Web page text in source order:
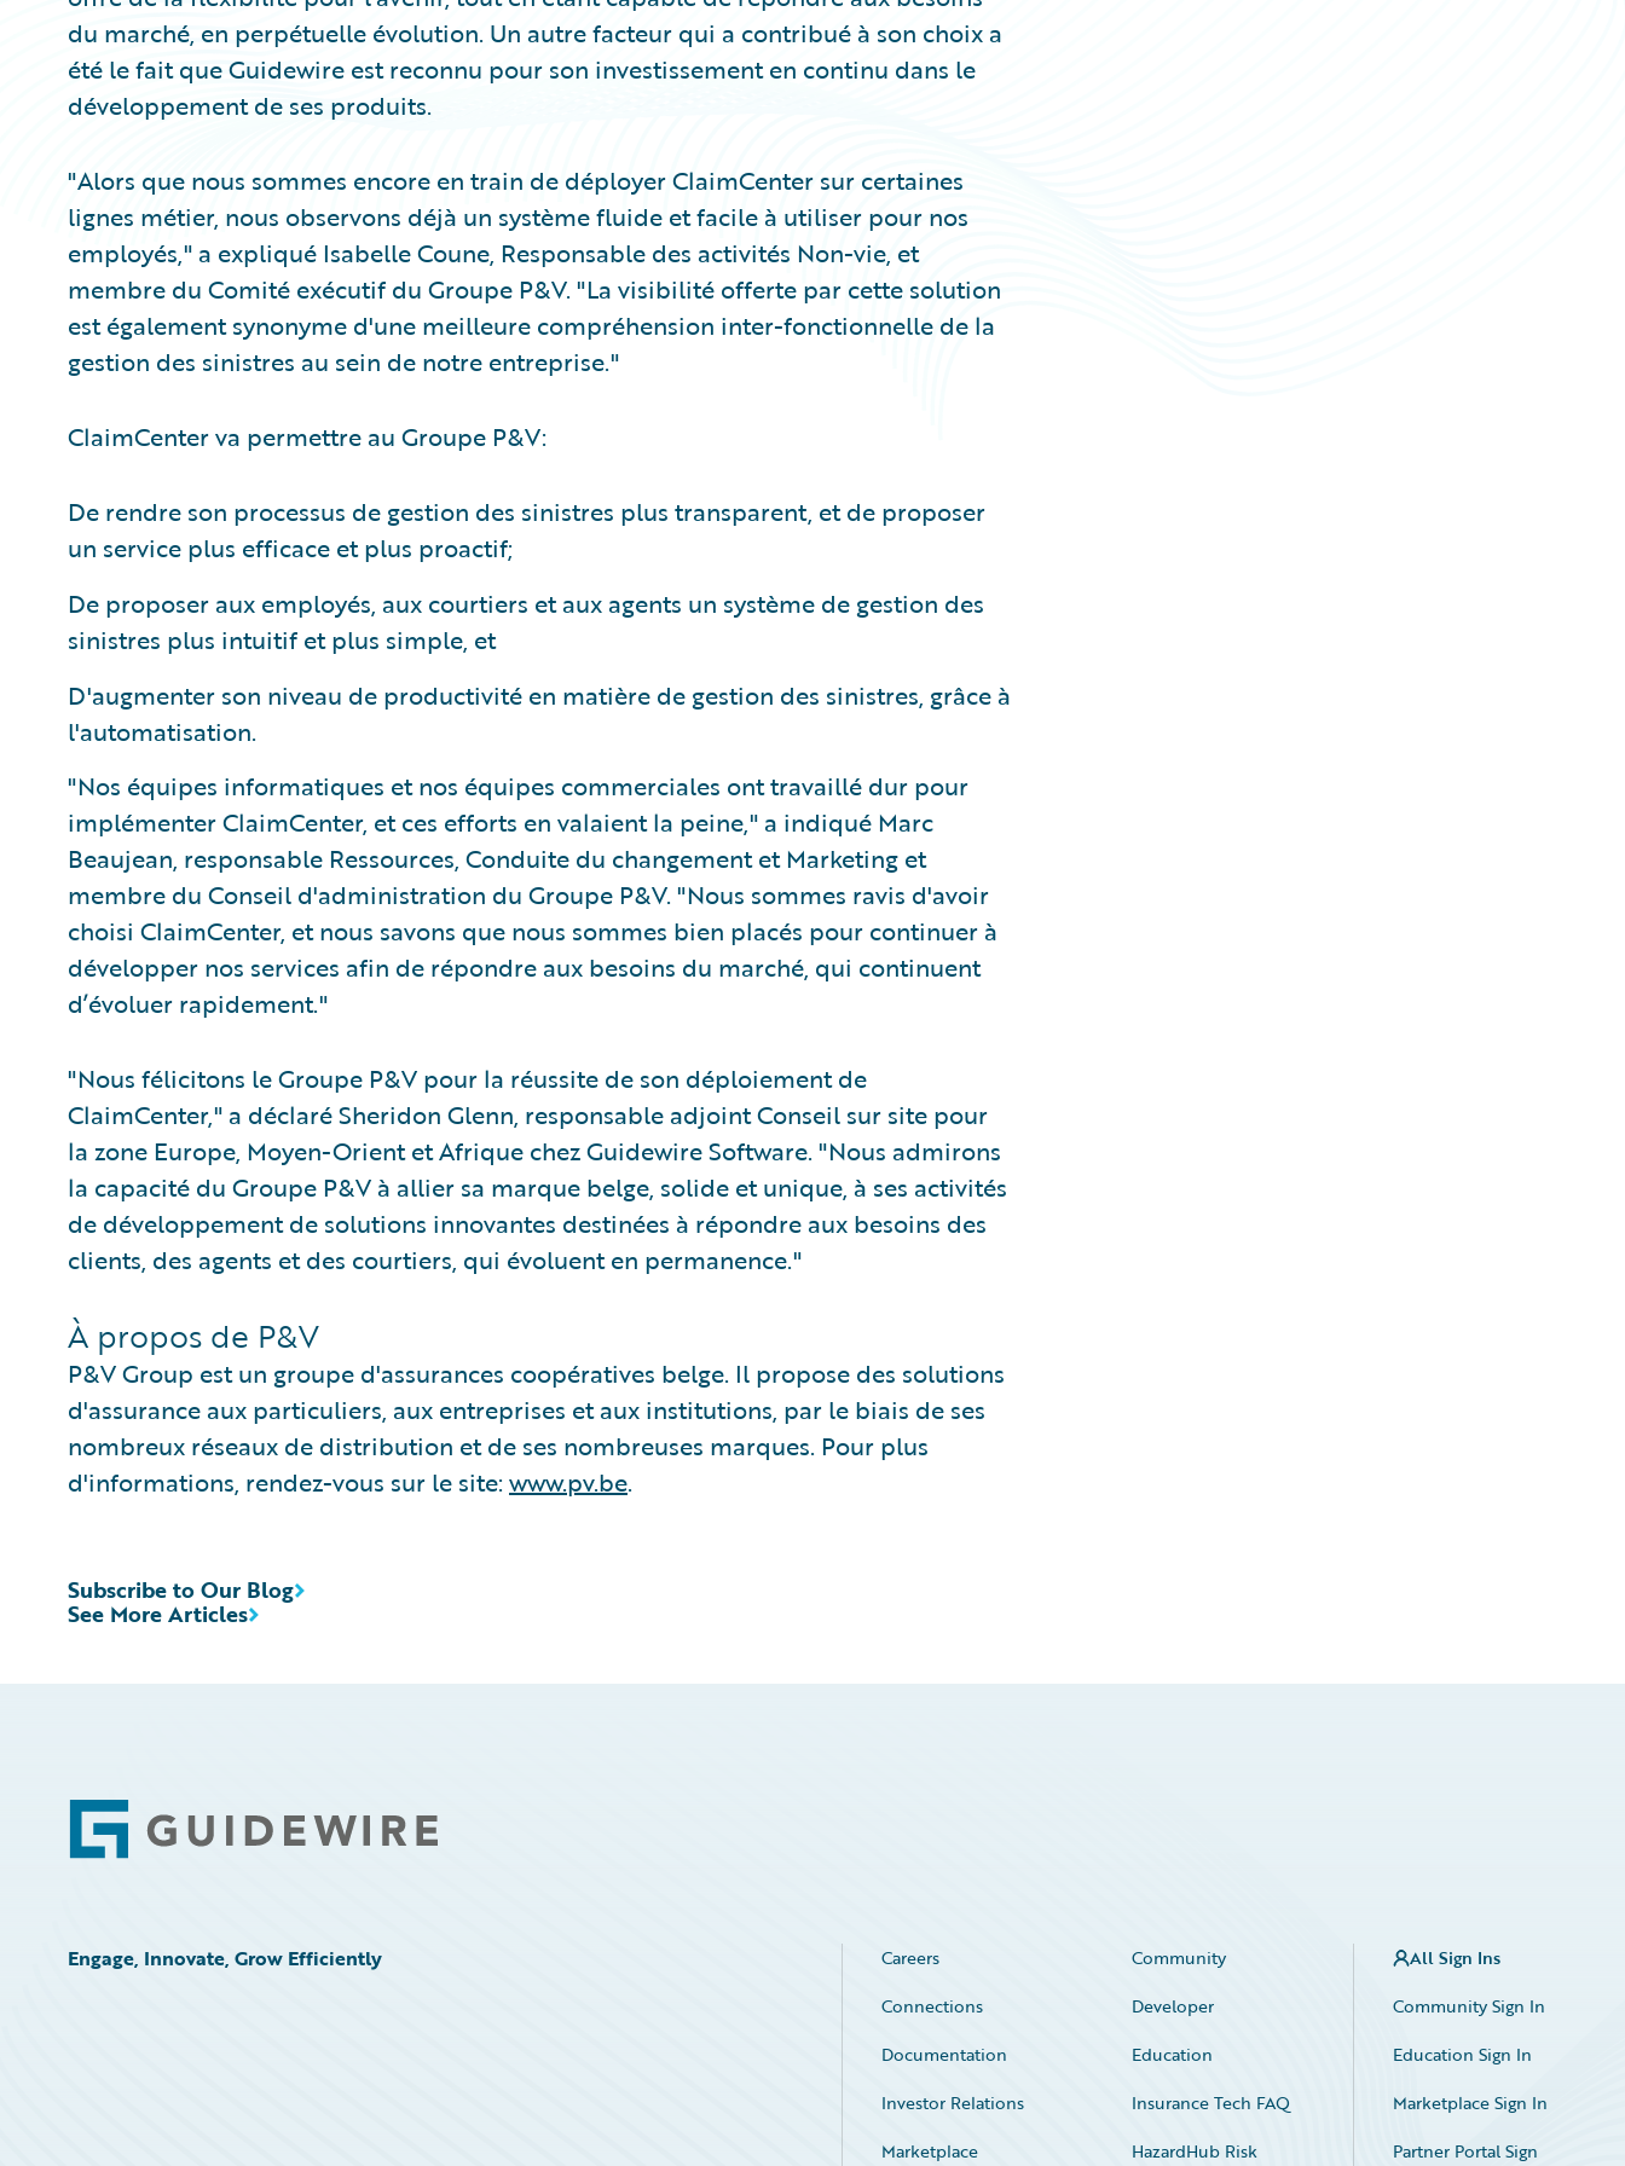
du marché, en perpétuelle évolution. Un autre facteur qui a contribué à son choix a
été le fait que Guidewire est reconnu pour son investissement en continu dans le
développement de ses produits.
"Alors que nous sommes encore en train de déployer ClaimCenter sur certaines
lignes métier, nous observons déjà un système fluide et facile à utiliser pour nos
employés," a expliqué Isabelle Coune, Responsable des activités Non-vie, et
membre du Comité exécutif du Groupe P&V. "La visibilité offerte par cette solution
est également synonyme d'une meilleure compréhension inter-fonctionnelle de la
gestion des sinistres au sein de notre entreprise."
ClaimCenter va permettre au Groupe P&V:
De rendre son processus de gestion des sinistres plus transparent, et de proposer
un service plus efficace et plus proactif;
De proposer aux employés, aux courtiers et aux agents un système de gestion des
sinistres plus intuitif et plus simple, et
D'augmenter son niveau de productivité en matière de gestion des sinistres, grâce à
l'automatisation.
"Nos équipes informatiques et nos équipes commerciales ont travaillé dur pour
implémenter ClaimCenter, et ces efforts en valaient la peine," a indiqué Marc
Beaujean, responsable Ressources, Conduite du changement et Marketing et
membre du Conseil d'administration du Groupe P&V. "Nous sommes ravis d'avoir
choisi ClaimCenter, et nous savons que nous sommes bien placés pour continuer à
développer nos services afin de répondre aux besoins du marché, qui continuent
d’évoluer rapidement."
"Nous félicitons le Groupe P&V pour la réussite de son déploiement de
ClaimCenter," a déclaré Sheridon Glenn, responsable adjoint Conseil sur site pour
la zone Europe, Moyen-Orient et Afrique chez Guidewire Software. "Nous admirons
la capacité du Groupe P&V à allier sa marque belge, solide et unique, à ses activités
de développement de solutions innovantes destinées à répondre aux besoins des
clients, des agents et des courtiers, qui évoluent en permanence."
À propos de P&V
P&V Group est un groupe d'assurances coopératives belge. Il propose des solutions
d'assurance aux particuliers, aux entreprises et aux institutions, par le biais de ses
nombreux réseaux de distribution et de ses nombreuses marques. Pour plus
d'informations, rendez-vous sur le site: www.pv.be.
See More Articles
Subscribe to Our Blog
Footer
Engage, Innovate, Grow Efficiently Careers
Community
Connections
Developer
Documentation
Education
Investor Relations
Insurance Tech FAQ
Marketplace
HazardHub Risk
All Sign Ins
Community Sign In
Education Sign In
Marketplace Sign In
Partner Portal Sign